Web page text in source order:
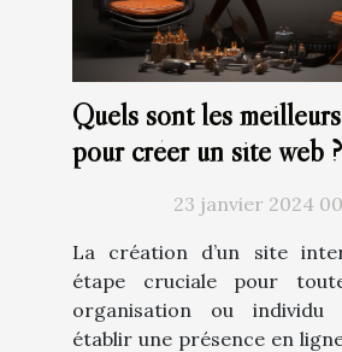
Quels sont les
pour créer un site web ?
23 janvier 2024
La création d’un site
étape cruciale pour
organisation ou individu
établir une présence en